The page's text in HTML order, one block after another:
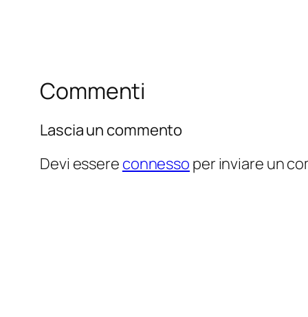
Commenti
Lascia un commento
Devi essere connesso per inviare un